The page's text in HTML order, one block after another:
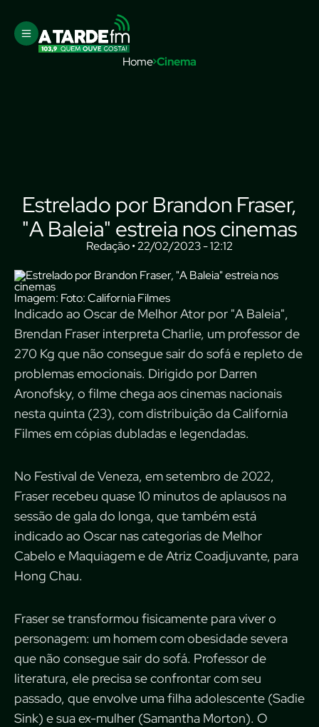
Home Cinema
Estrelado por Brandon Fraser,
"A Baleia" estreia nos cinemas
Redação • 22/02/2023 - 12:12
Imagem: Foto: California Filmes
Indicado ao Oscar de Melhor Ator por "A Baleia",
Brendan Fraser interpreta Charlie, um professor de
270 Kg que não consegue sair do sofá e repleto de
problemas emocionais. Dirigido por Darren
Aronofsky, o filme chega aos cinemas nacionais
nesta quinta (23), com distribuição da California
Filmes em cópias dubladas e legendadas.
No Festival de Veneza, em setembro de 2022,
Fraser recebeu quase 10 minutos de aplausos na
sessão de gala do longa, que também está
indicado ao Oscar nas categorias de Melhor
Cabelo e Maquiagem e de Atriz Coadjuvante, para
Hong Chau.
Fraser se transformou fisicamente para viver o
personagem: um homem com obesidade severa
que não consegue sair do sofá. Professor de
literatura, ele precisa se confrontar com seu
passado, que envolve uma filha adolescente (Sadie
Sink) e sua ex-mulher (Samantha Morton). O